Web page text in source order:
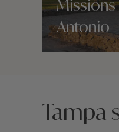
Missions
Antonio
Tampa